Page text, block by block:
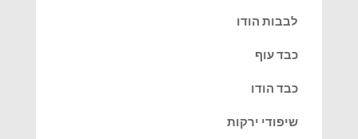
לבבות הודו
כבד עוף
כבד הודו
שיפודי ירקות